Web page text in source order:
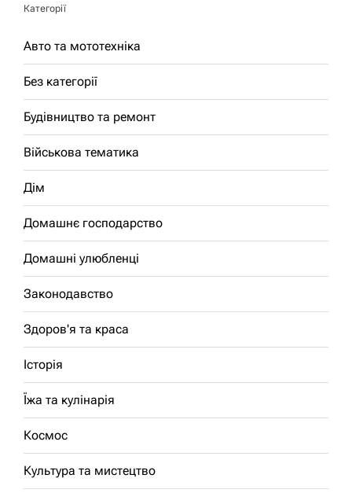
Категорії
Авто та мототехніка
Без категорії
Будівництво та ремонт
Військова тематика
Дім
Домашнє господарство
Домашні улюбленці
Законодавство
Здоров'я та краса
Історія
Їжа та кулінарія
Космос
Культура та мистецтво